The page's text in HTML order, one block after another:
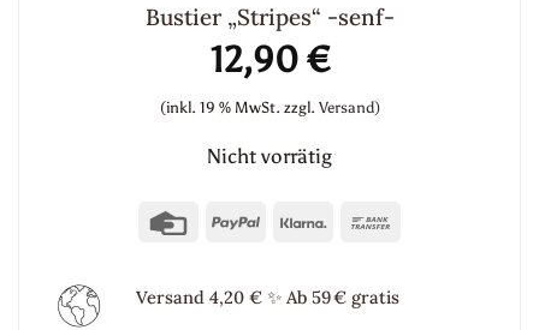
Bustier „Stripes“ -senf-
12,90€
(inkl. 19 % MwSt. zzgl. Versand)
Nicht vorrätig
Credit PayPal Klarna
Versand 4,20 € ✨Ab 59 € gratis